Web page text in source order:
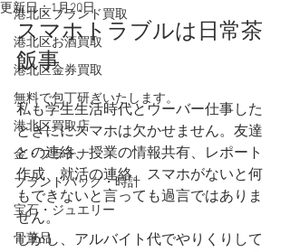
港北区ブランド買取
港北区お酒買取
港北区金券買取
無料で包丁研ぎいたします。
港北区買取店
金・プラチナ
ブランドバッグ・時計
宝石・ジュエリー
骨董品
更新日：1月20日
スマホトラブルは日常茶
飯事
私も学生生活時代とウーバー仕事した
ときににスマホは欠かせません。友達
との連絡、授業の情報共有、レポート
作成、就活の連絡。スマホがないと何
もできないと言っても過言ではありま
せん。
しかし、アルバイト代でやりくりして